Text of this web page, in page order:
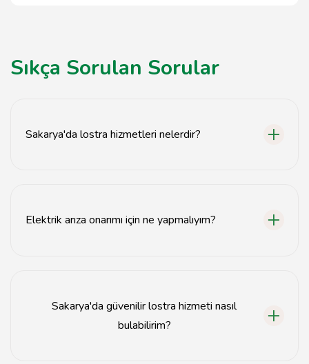
Sıkça Sorulan Sorular
Sakarya'da lostra hizmetleri nelerdir?
Elektrik arıza onarımı için ne yapmalıyım?
Sakarya'da güvenilir lostra hizmeti nasıl
bulabilirim?